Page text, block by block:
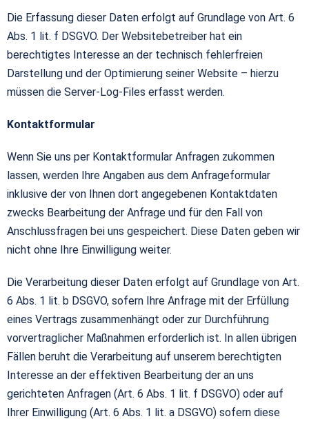
Die Erfassung dieser Daten erfolgt auf Grundlage von Art. 6
Abs. 1 lit. f DSGVO. Der Websitebetreiber hat ein
berechtigtes Interesse an der technisch fehlerfreien
Darstellung und der Optimierung seiner Website – hierzu
müssen die Server-Log-Files erfasst werden.
Kontaktformular
Wenn Sie uns per Kontaktformular Anfragen zukommen
lassen, werden Ihre Angaben aus dem Anfrageformular
inklusive der von Ihnen dort angegebenen Kontaktdaten
zwecks Bearbeitung der Anfrage und für den Fall von
Anschlussfragen bei uns gespeichert. Diese Daten geben wir
nicht ohne Ihre Einwilligung weiter.
Die Verarbeitung dieser Daten erfolgt auf Grundlage von Art.
6 Abs. 1 lit. b DSGVO, sofern Ihre Anfrage mit der Erfüllung
eines Vertrags zusammenhängt oder zur Durchführung
vorvertraglicher Maßnahmen erforderlich ist. In allen übrigen
Fällen beruht die Verarbeitung auf unserem berechtigten
Interesse an der effektiven Bearbeitung der an uns
gerichteten Anfragen (Art. 6 Abs. 1 lit. f DSGVO) oder auf
Ihrer Einwilligung (Art. 6 Abs. 1 lit. a DSGVO) sofern diese